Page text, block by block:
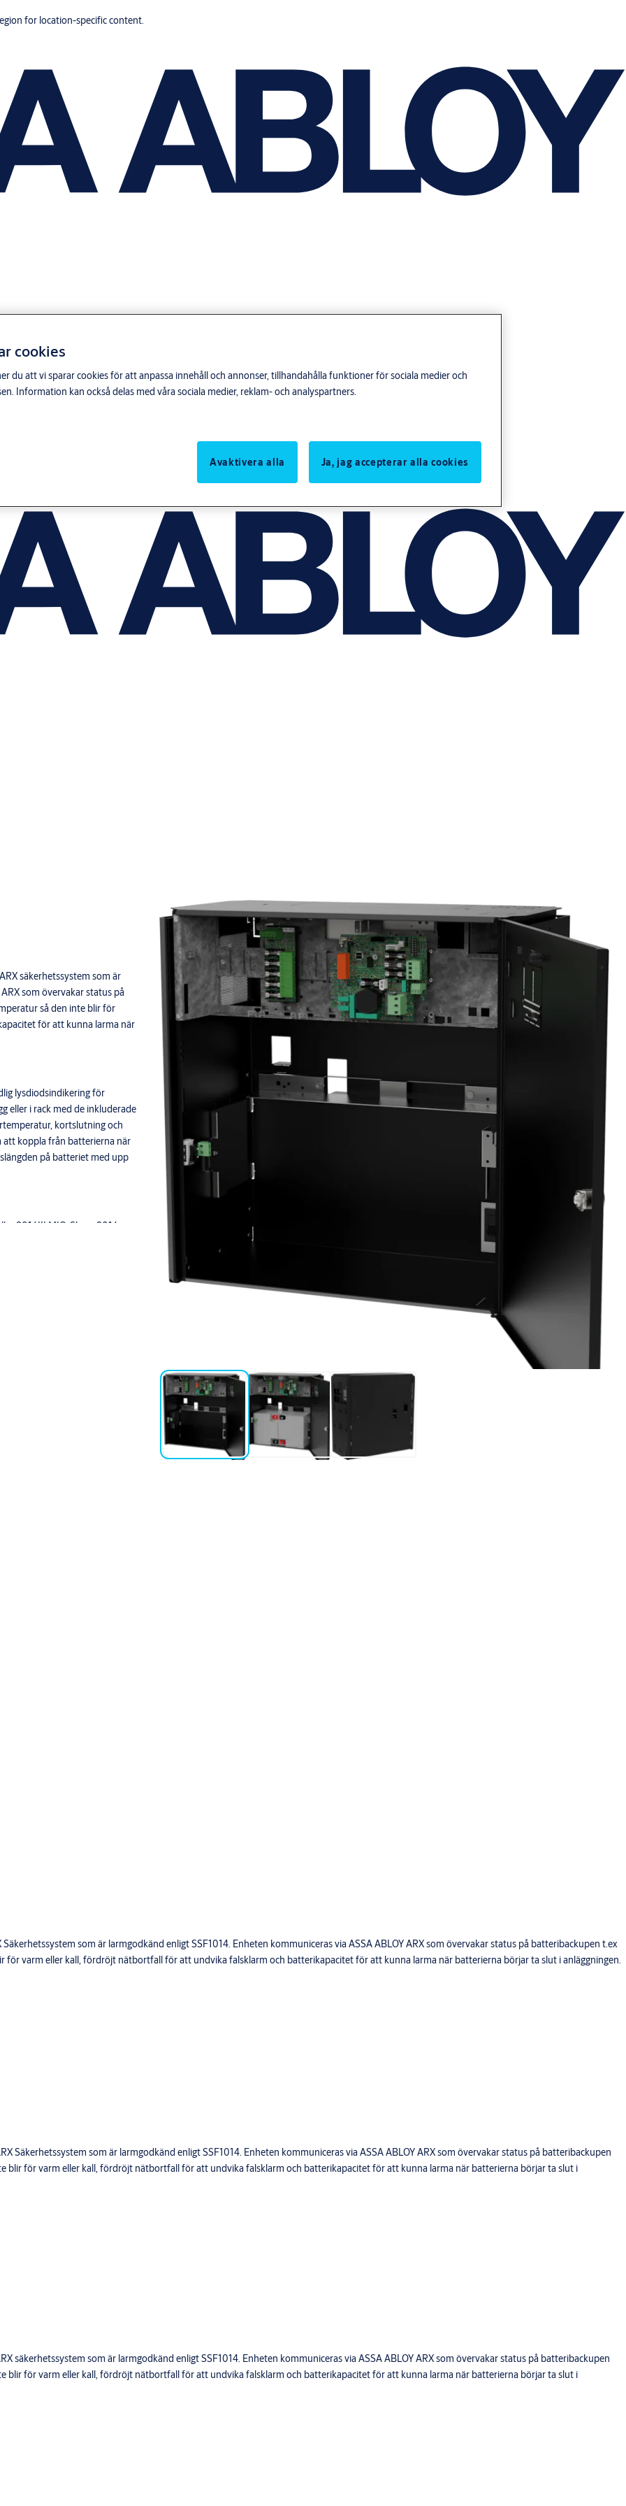
for location-specific content.
säkerhetssystem som är
som övervakar status på
så den inte blir för
för att kunna larma när
lysdiodsindikering för
eller i rack med de inkluderade
kortslutning och
att koppla från batterierna när
på batteriet med upp
9016III MIO-Slave. 9016
på slinga. I ARX är det
som är larmgodkänd enligt SSF1014. Enheten kommuniceras via ASSA ABLOY ARX som övervakar status på batteribackupen t.ex
varm eller kall, fördröjt nätbortfall för att undvika falsklarm och batterikapacitet för att kunna larma när batterierna börjar ta slut i anläggningen.
Säkerhetssystem som är larmgodkänd enligt SSF1014. Enheten kommuniceras via ASSA ABLOY ARX som övervakar status på batteribackupen
blir för varm eller kall, fördröjt nätbortfall för att undvika falsklarm och batterikapacitet för att kunna larma när batterierna börjar ta slut i
säkerhetssystem som är larmgodkänd enligt SSF1014. Enheten kommuniceras via ASSA ABLOY ARX som övervakar status på batteribackupen
blir för varm eller kall, fördröjt nätbortfall för att undvika falsklarm och batterikapacitet för att kunna larma när batterierna börjar ta slut i
cookies
du att vi sparar cookies för att anpassa innehåll och annonser, tillhandahålla funktioner för sociala medier och
Information kan också delas med våra sociala medier, reklam- och analyspartners.
Avaktivera alla
Ja, jag accepterar alla cookies